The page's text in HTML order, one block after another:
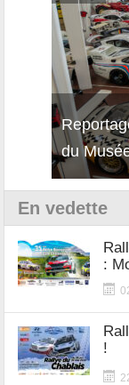
du
En vedette
:
!